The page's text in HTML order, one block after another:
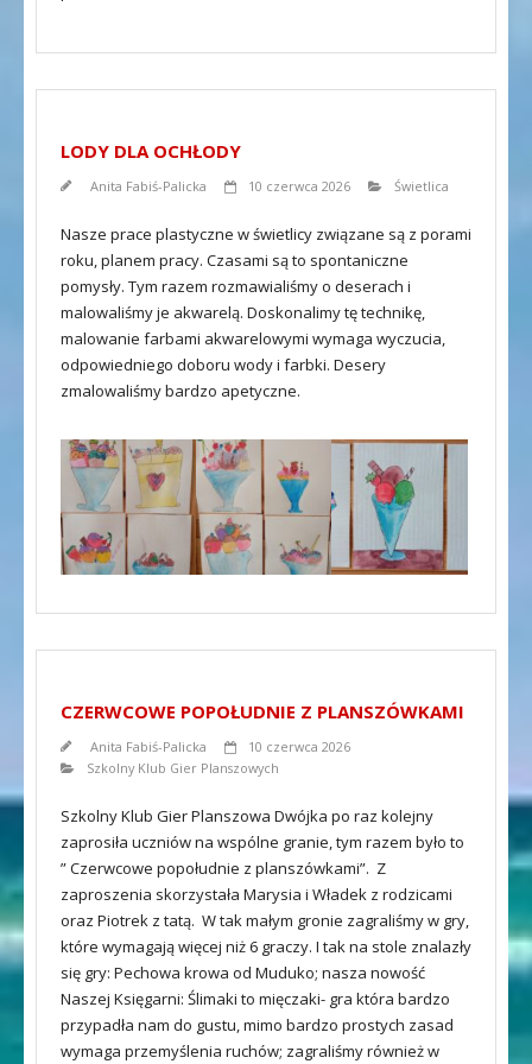
LODY DLA OCHŁODY
Anita Fabiś-Palicka 10 czerwca 2026 Świetlica
Nasze prace plastyczne w świetlicy związane są z porami
roku, planem pracy. Czasami są to spontaniczne
pomysły. Tym razem rozmawialiśmy o deserach i
malowaliśmy je akwarelą. Doskonalimy tę technikę,
malowanie farbami akwarelowymi wymaga wyczucia,
odpowiedniego doboru wody i farbki. Desery
zmalowaliśmy bardzo apetyczne.
CZERWCOWE POPOŁUDNIE Z PLANSZÓWKAMI
Anita Fabiś-Palicka
10 czerwca 2026
Szkolny Klub Gier Planszowych
Szkolny Klub Gier Planszowa Dwójka po raz kolejny
zaprosiła uczniów na wspólne granie, tym razem było to
” Czerwcowe popołudnie z planszówkami”. Z
zaproszenia skorzystała Marysia i Władek z rodzicami
oraz Piotrek z tatą. W tak małym gronie zagraliśmy w gry,
które wymagają więcej niż 6 graczy. I tak na stole znalazły
się gry: Pechowa krowa od Muduko; nasza nowość
Naszej Księgarni: Ślimaki to mięczaki- gra która bardzo
przypadła nam do gustu, mimo bardzo prostych zasad
wymaga przemyślenia ruchów; zagraliśmy również w